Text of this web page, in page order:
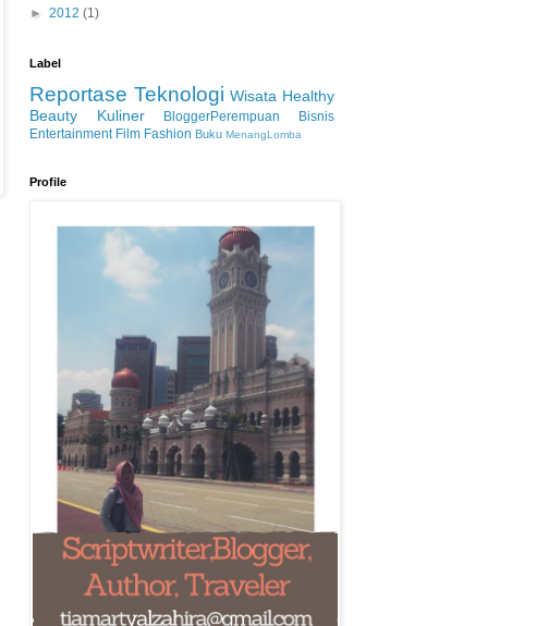
► 2012 (1)
Label
Reportase Teknologi Wisata Healthy
Beauty
Kuliner BloggerPerempuan
Bisnis
Entertainment Film Fashion Buku MenangLomba
Profile